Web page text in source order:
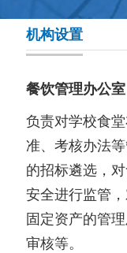
机构设置
餐饮管理办公室
负责对学校食
准、考核办法
的招标遴选，
安全进行监管
固定资产的管
审核等。